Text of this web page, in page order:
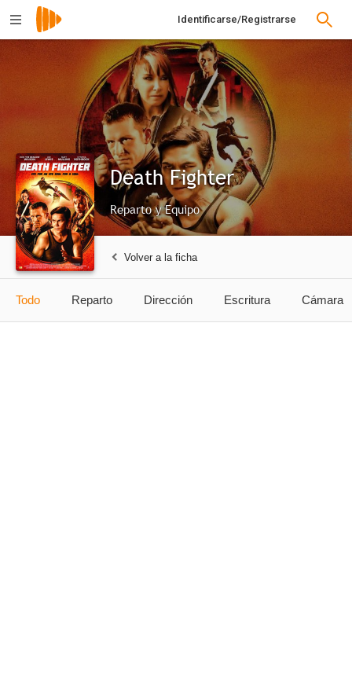
Identificarse/Registrarse
Death Fighter
Reparto y Equipo
Volver a la ficha
Todo Reparto Dirección Escritura Cámara